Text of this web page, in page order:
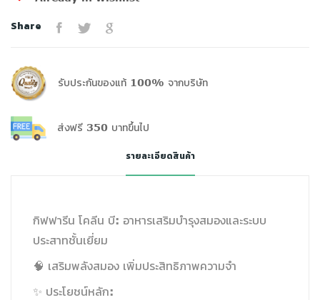
Share
รับประกันของแท้ 100% จากบริษัท
ส่งฟรี 350 บาทขึ้นไป
รายละเอียดสินค้า
กิฟฟารีน โคลีน บี: อาหารเสริมบำรุงสมองและระบบ
ประสาทชั้นเยี่ยม
🧠 เสริมพลังสมอง เพิ่มประสิทธิภาพความจำ
✨ ประโยชน์หลัก: